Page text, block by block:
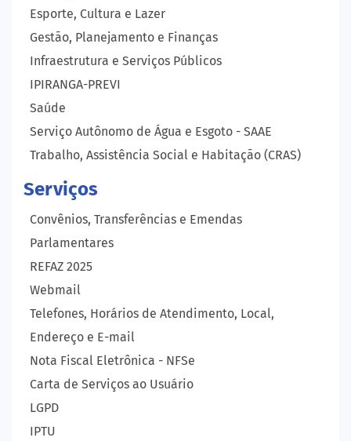
Esporte, Cultura e Lazer
Gestão, Planejamento e Finanças
Infraestrutura e Serviços Públicos
IPIRANGA-PREVI
Saúde
Serviço Autônomo de Água e Esgoto - SAAE
Trabalho, Assistência Social e Habitação (CRAS)
Serviços
Convênios, Transferências e Emendas
Parlamentares
REFAZ 2025
Webmail
Telefones, Horários de Atendimento, Local,
Endereço e E-mail
Nota Fiscal Eletrônica - NFSe
Carta de Serviços ao Usuário
LGPD
IPTU